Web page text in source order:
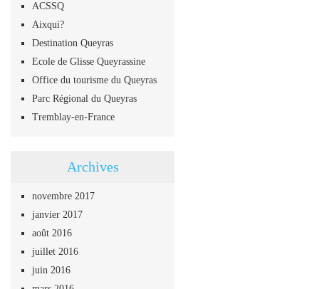
ACSSQ
Aixqui?
Destination Queyras
Ecole de Glisse Queyrassine
Office du tourisme du Queyras
Parc Régional du Queyras
Tremblay-en-France
Archives
novembre 2017
janvier 2017
août 2016
juillet 2016
juin 2016